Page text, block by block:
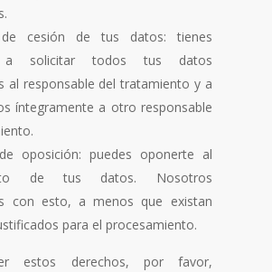
de cesión de tus datos: tienes
a solicitar todos tus datos
al responsable del tratamiento y a
íntegramente a otro responsable
oposición: puedes oponerte al
de tus datos. Nosotros
con esto, a menos que existan
para el procesamiento.
estos derechos, por favor,